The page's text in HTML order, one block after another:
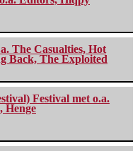
The Casualties, Hot
Back, The Exploited
Festival met o.a.
Henge